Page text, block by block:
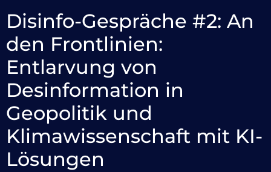
Disinfo-Gespräche #2: An
den Frontlinien:
Entlarvung von
Desinformation in
Geopolitik und
Klimawissenschaft mit KI-
Lösungen